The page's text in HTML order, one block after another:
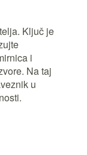
Ključ je
i
Na taj
u